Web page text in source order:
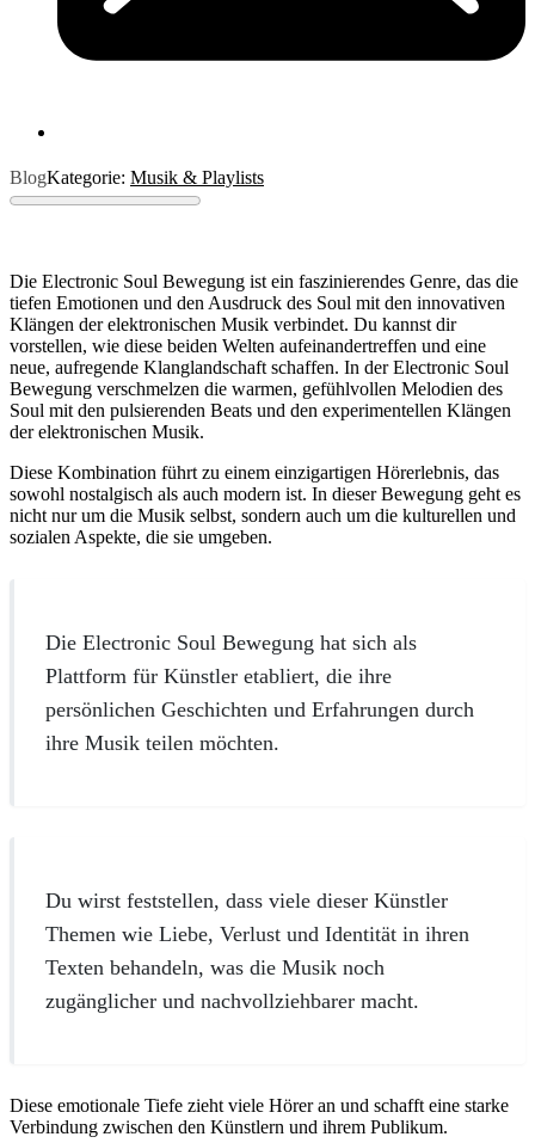
BlogKategorie: Musik & Playlists
Die Electronic Soul Bewegung ist ein faszinierendes Genre, das die
tiefen Emotionen und den Ausdruck des Soul mit den innovativen
Klängen der elektronischen Musik verbindet. Du kannst dir
vorstellen, wie diese beiden Welten aufeinandertreffen und eine
neue, aufregende Klanglandschaft schaffen. In der Electronic Soul
Bewegung verschmelzen die warmen, gefühlvollen Melodien des
Soul mit den pulsierenden Beats und den experimentellen Klängen
der elektronischen Musik.
Diese Kombination führt zu einem einzigartigen Hörerlebnis, das
sowohl nostalgisch als auch modern ist. In dieser Bewegung geht es
nicht nur um die Musik selbst, sondern auch um die kulturellen und
sozialen Aspekte, die sie umgeben.
Die Electronic Soul Bewegung hat sich als
Plattform für Künstler etabliert, die ihre
persönlichen Geschichten und Erfahrungen durch
ihre Musik teilen möchten.
Du wirst feststellen, dass viele dieser Künstler
Themen wie Liebe, Verlust und Identität in ihren
Texten behandeln, was die Musik noch
zugänglicher und nachvollziehbarer macht.
Diese emotionale Tiefe zieht viele Hörer an und schafft eine starke
Verbindung zwischen den Künstlern und ihrem Publikum.